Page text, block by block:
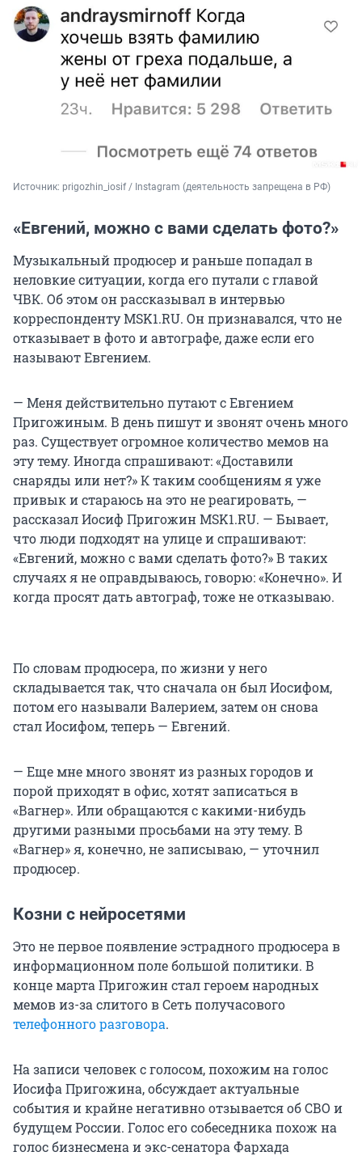
Источник: prigozhin_iosif / Instagram (деятельность запрещена в РФ)
«Евгений, можно с вами сделать фото?»
Музыкальный продюсер и раньше попадал в
неловкие ситуации, когда его путали с главой
ЧВК. Об этом он рассказывал в интервью
корреспонденту MSK1.RU. Он признавался, что не
отказывает в фото и автографе, даже если его
называют Евгением.
— Меня действительно путают с Евгением
Пригожиным. В день пишут и звонят очень много
раз. Существует огромное количество мемов на
эту тему. Иногда спрашивают: «Доставили
снаряды или нет?» К таким сообщениям я уже
привык и стараюсь на это не реагировать, —
рассказал Иосиф Пригожин MSK1.RU. — Бывает,
что люди подходят на улице и спрашивают:
«Евгений, можно с вами сделать фото?» В таких
случаях я не оправдываюсь, говорю: «Конечно». И
когда просят дать автограф, тоже не отказываю.
По словам продюсера, по жизни у него
складывается так, что сначала он был Иосифом,
потом его называли Валерием, затем он снова
стал Иосифом, теперь — Евгений.
— Еще мне много звонят из разных городов и
порой приходят в офис, хотят записаться в
«Вагнер». Или обращаются с какими-нибудь
другими разными просьбами на эту тему. В
«Вагнер» я, конечно, не записываю, — уточнил
продюсер.
Козни с нейросетями
Это не первое появление эстрадного продюсера в
информационном поле большой политики. В
конце марта Пригожин стал героем народных
мемов из-за слитого в Сеть получасового
телефонного разговора.
На записи человек с голосом, похожим на голос
Иосифа Пригожина, обсуждает актуальные
события и крайне негативно отзывается об СВО и
будущем России. Голос его собеседника похож на
голос бизнесмена и экс-сенатора Фархада